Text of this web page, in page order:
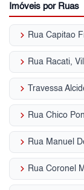
Imóveis por Ruas
keyboard_arrow_right Rua Capitao
keyboard_arrow_right Rua Racati,
keyboard_arrow_right Travessa
keyboard_arrow_right Rua Chico
keyboard_arrow_right Rua Manuel
keyboard_arrow_right Rua Coronel